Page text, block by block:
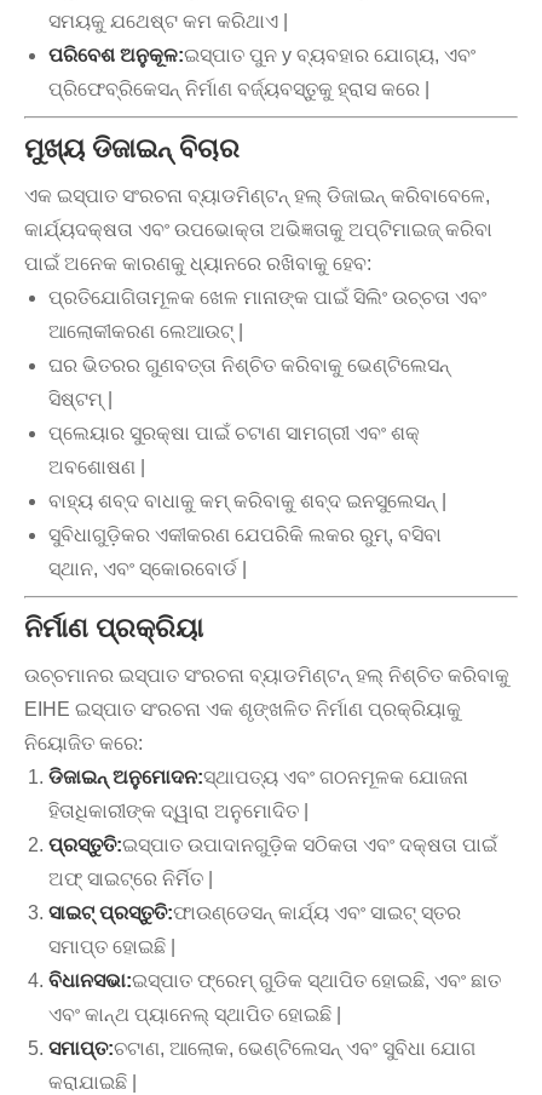
ସମୟକୁ ଯଥେଷ୍ଟ କମ କରିଥାଏ |
ପରିବେଶ ଅନୁକୂଳ:ଇସ୍ପାତ ପୁନ y ବ୍ୟବହାର ଯୋଗ୍ୟ, ଏବଂ
ପ୍ରିଫେବ୍ରିକେସନ୍ ନିର୍ମାଣ ବର୍ଜ୍ୟବସ୍ତୁକୁ ହ୍ରାସ କରେ |
ମୁଖ୍ୟ ଡିଜାଇନ୍ ବିଚାର
ଏକ ଇସ୍ପାତ ସଂରଚନା ବ୍ୟାଡମିଣ୍ଟନ୍ ହଲ୍ ଡିଜାଇନ୍ କରିବାବେଳେ,
କାର୍ଯ୍ୟଦକ୍ଷତା ଏବଂ ଉପଭୋକ୍ତା ଅଭିଜ୍ଞତାକୁ ଅପ୍ଟିମାଇଜ୍ କରିବା
ପାଇଁ ଅନେକ କାରଣକୁ ଧ୍ୟାନରେ ରଖିବାକୁ ହେବ:
ପ୍ରତିଯୋଗିତାମୂଳକ ଖେଳ ମାନାଙ୍କ ପାଇଁ ସିଲିଂ ଉଚ୍ଚତା ଏବଂ
ଆଲୋକୀକରଣ ଲେଆଉଟ୍ |
ଘର ଭିତରର ଗୁଣବତ୍ତା ନିଶ୍ଚିତ କରିବାକୁ ଭେଣ୍ଟିଲେସନ୍
ସିଷ୍ଟମ୍ |
ପ୍ଲେୟାର ସୁରକ୍ଷା ପାଇଁ ଚଟାଣ ସାମଗ୍ରୀ ଏବଂ ଶକ୍
ଅବଶୋଷଣ |
ବାହ୍ୟ ଶବ୍ଦ ବାଧାକୁ କମ୍ କରିବାକୁ ଶବ୍ଦ ଇନସୁଲେସନ୍ |
ସୁବିଧାଗୁଡ଼ିକର ଏକୀକରଣ ଯେପରିକି ଲକର ରୁମ୍, ବସିବା
ସ୍ଥାନ, ଏବଂ ସ୍କୋରବୋର୍ଡ |
ନିର୍ମାଣ ପ୍ରକ୍ରିୟା
ଉଚ୍ଚମାନର ଇସ୍ପାତ ସଂରଚନା ବ୍ୟାଡମିଣ୍ଟନ୍ ହଲ୍ ନିଶ୍ଚିତ କରିବାକୁ
EIHE ଇସ୍ପାତ ସଂରଚନା ଏକ ଶୃଙ୍ଖଳିତ ନିର୍ମାଣ ପ୍ରକ୍ରିୟାକୁ
ନିୟୋଜିତ କରେ:
ଡିଜାଇନ୍ ଅନୁମୋଦନ:ସ୍ଥାପତ୍ୟ ଏବଂ ଗଠନମୂଳକ ଯୋଜନା
ହିତାଧିକାରୀଙ୍କ ଦ୍ୱାରା ଅନୁମୋଦିତ |
ପ୍ରସ୍ତୁତି:ଇସ୍ପାତ ଉପାଦାନଗୁଡ଼ିକ ସଠିକତା ଏବଂ ଦକ୍ଷତା ପାଇଁ
ଅଫ୍ ସାଇଟ୍ରେ ନିର୍ମିତ |
ସାଇଟ୍ ପ୍ରସ୍ତୁତି:ଫାଉଣ୍ଡେସନ୍ କାର୍ଯ୍ୟ ଏବଂ ସାଇଟ୍ ସ୍ତର
ସମାପ୍ତ ହୋଇଛି |
ବିଧାନସଭା:ଇସ୍ପାତ ଫ୍ରେମ୍ ଗୁଡିକ ସ୍ଥାପିତ ହୋଇଛି, ଏବଂ ଛାତ
ଏବଂ କାନ୍ଥ ପ୍ୟାନେଲ୍ ସ୍ଥାପିତ ହୋଇଛି |
ସମାପ୍ତ:ଚଟାଣ, ଆଲୋକ, ଭେଣ୍ଟିଲେସନ୍ ଏବଂ ସୁବିଧା ଯୋଗ
କରାଯାଇଛି |